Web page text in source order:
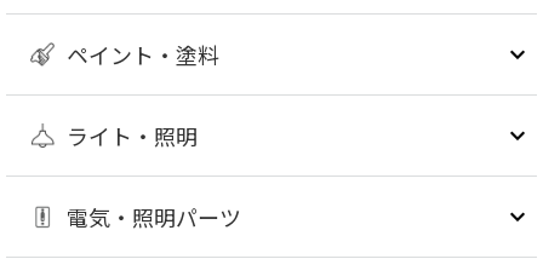
ペイント・塗料
ライト・照明
電気・照明パーツ